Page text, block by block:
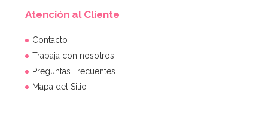
Atención al Cliente
Contacto
Trabaja con nosotros
Preguntas Frecuentes
Mapa del Sitio